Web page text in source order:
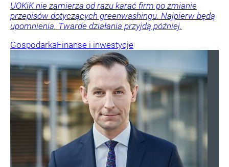
UOKiK nie zamierza od razu karać firm po zmianie
przepisów dotyczących greenwashingu. Najpierw będą
upomnienia. Twarde działania przyjdą później.
GospodarkaFinanse i inwestycje